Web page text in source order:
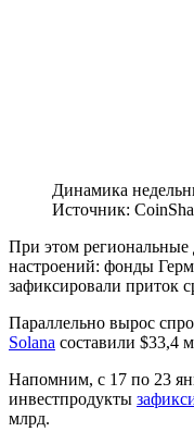
Динамика
Источник:
При этом региональные
настроений: фонды
зафиксировали приток
Параллельно вырос
Solana составили $33,4
Напомним, с 17 по 23
инвестпродукты
млрд.